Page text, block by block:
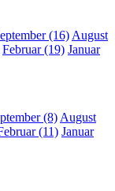
(16) August
Februar (19) Januar
(8) August
(11) Januar